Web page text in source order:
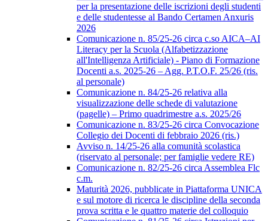
per la presentazione delle iscrizioni degli studenti
e delle studentesse al Bando Certamen Anxuris
2026
Comunicazione n. 85/25-26 circa c.so AICA–AI
Literacy per la Scuola (Alfabetizzazione
all'Intelligenza Artificiale) - Piano di Formazione
Docenti a.s. 2025-26 – Agg. P.T.O.F. 25/26 (ris.
al personale)
Comunicazione n. 84/25-26 relativa alla
visualizzazione delle schede di valutazione
(pagelle) – Primo quadrimestre a.s. 2025/26
Comunicazione n. 83/25-26 circa Convocazione
Collegio dei Docenti di febbraio 2026 (ris.)
Avviso n. 14/25-26 alla comunità scolastica
(riservato al personale; per famiglie vedere RE)
Comunicazione n. 82/25-26 circa Assemblea Flc
c.m.
Maturità 2026, pubblicate in Piattaforma UNICA
e sul motore di ricerca le discipline della seconda
prova scritta e le quattro materie del colloquio